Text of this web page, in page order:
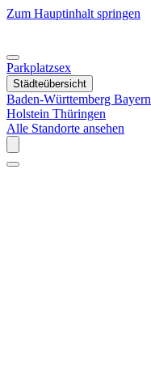
Zum Hauptinhalt springen
Parkplatzsex
Städteübersicht
Baden-Württemberg Bayern
Holstein Thüringen
Alle Standorte ansehen